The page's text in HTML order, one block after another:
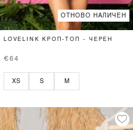
ОТНОВО НАЛИЧЕН
LOVELINK КРОП-ТОП - ЧЕРЕН
€64
XS S M